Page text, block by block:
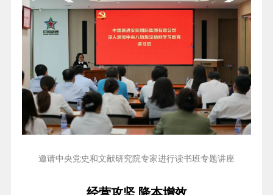
邀请中央党史和文献研究院专家进行读书班专题讲座